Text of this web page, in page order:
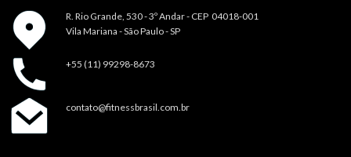
R. Rio Grande, 530 - 3º Andar - CEP 04018-001
Vila Mariana - São Paulo - SP
+55 (11) 99298-8673
contato@fitnessbrasil.com.br